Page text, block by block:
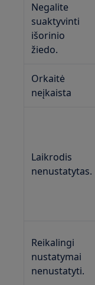
Negalite
suaktyvinti
išorinio
žiedo.
Orkaitė
neįkaista
Laikrodis
nenustatytas.
Reikalingi
nustatymai
nenustatyti.